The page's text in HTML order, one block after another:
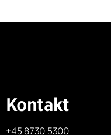
Kontakt
+45 8730 5300